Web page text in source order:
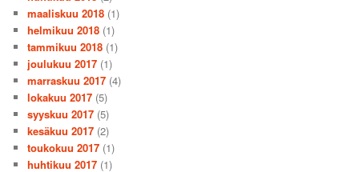
maaliskuu 2018 (1)
helmikuu 2018 (1)
tammikuu 2018 (1)
joulukuu 2017 (1)
marraskuu 2017 (4)
lokakuu 2017 (5)
syyskuu 2017 (5)
kesäkuu 2017 (2)
toukokuu 2017 (1)
huhtikuu 2017 (1)